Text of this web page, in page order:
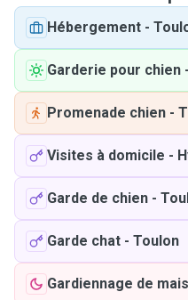
Hébergement -
Garderie pour chien -
Promenade chien -
Visites à domicile -
Garde de chien -
Garde chat - Toulon
Gardiennage de